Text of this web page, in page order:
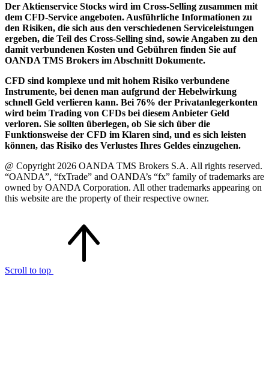
Der Aktienservice Stocks wird im Cross-Selling zusammen mit
dem CFD-Service angeboten. Ausführliche Informationen zu
den Risiken, die sich aus den verschiedenen Serviceleistungen
ergeben, die Teil des Cross-Selling sind, sowie Angaben zu den
damit verbundenen Kosten und Gebühren finden Sie auf
OANDA TMS Brokers im Abschnitt Dokumente.
CFD sind komplexe und mit hohem Risiko verbundene
Instrumente, bei denen man aufgrund der Hebelwirkung
schnell Geld verlieren kann. Bei 76% der Privatanlegerkonten
wird beim Trading von CFDs bei diesem Anbieter Geld
verloren. Sie sollten überlegen, ob Sie sich über die
Funktionsweise der CFD im Klaren sind, und es sich leisten
können, das Risiko des Verlustes Ihres Geldes einzugehen.
@ Copyright 2026 OANDA TMS Brokers S.A. All rights reserved.
“OANDA”, “fxTrade” and OANDA’s “fx” family of trademarks are
owned by OANDA Corporation. All other trademarks appearing on
this website are the property of their respective owner.
Scroll to top